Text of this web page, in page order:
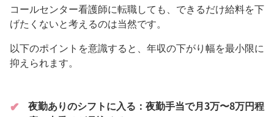
コールセンター看護師に転職しても、できるだけ給料を下
げたくないと考えるのは当然です。
以下のポイントを意識すると、年収の下がり幅を最小限に
抑えられます。
夜勤ありのシフトに入る：夜勤手当で月3万〜8万円程